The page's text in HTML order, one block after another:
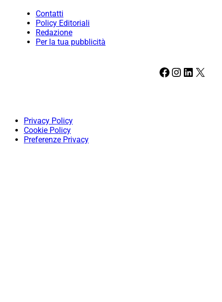
Contatti
Policy Editoriali
Redazione
Per la tua pubblicità
Facebook Instagram LinkedIn X
Privacy Policy
Cookie Policy
Preferenze Privacy